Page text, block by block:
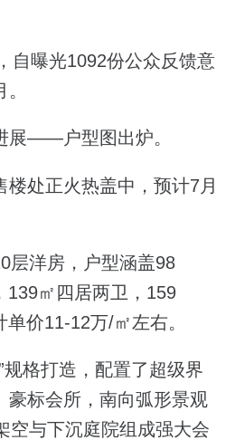
自曝光1092份公众反馈意
展——户型图出炉。
楼处正火热盖中，预计7月
层洋房，户型涵盖98
139㎡四居两卫，159
价11-12万/㎡左右。
规格打造，配置了超级界
豪标会所，南向弧形景观
空与下沉庭院组成强大会